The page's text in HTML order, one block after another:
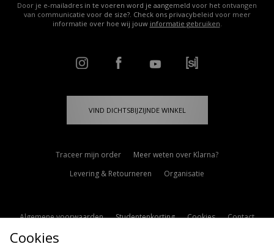
Door je e-mailadres in te voeren word je aangemeld voor het ontvangen
van communicatie voor de size?. Check ons privacybeleid voor meer
informatie over hoe wij jouw informatie gebruiken.
VIND DICHTSBIJZIJNDE WINKEL
Traceer mijn order
Meer weten over Klarna?
Levering & Retourneren
Organisatie
Algemene voorwaarden Studentenkorting Cookies
Contact
Cookie Instellingen
Cookies